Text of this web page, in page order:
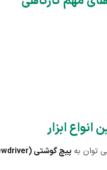
توان به پیچ گوشتی (Screwdriver)